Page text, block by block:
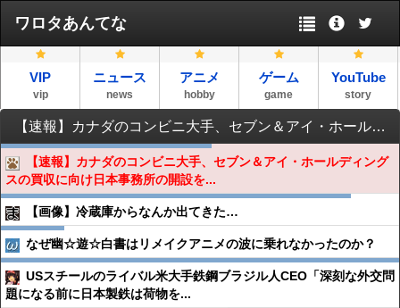
ワロタあんてな
VIP
vip
ニュース
news
アニメ
hobby
ゲーム
game
YouTube
story
【速報】カナダのコンビニ大手、セブン＆アイ・ホールディングスの買収に向け日本事務所の開設を検討
【速報】カナダのコンビニ大手、セブン＆アイ・ホールディング
スの買収に向け日本事務所の開設を...
【画像】冷蔵庫からなんか出てきた…
なぜ幽☆遊☆白書はリメイクアニメの波に乗れなかったのか？
USスチールのライバル米大手鉄鋼ブラジル人CEO「深刻な外交問
題になる前に日本製鉄は荷物を...